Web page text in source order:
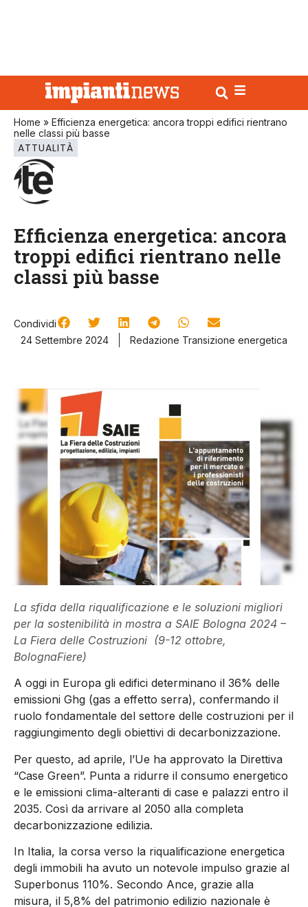
Home » Efficienza energetica: ancora troppi edifici rientrano
nelle classi più basse
ATTUALITÀ
Efficienza energetica: ancora
troppi edifici rientrano nelle
classi più basse
Condividi
24 Settembre 2024
Redazione Transizione energetica
La sfida della riqualificazione e le soluzioni migliori
per la sostenibilità in mostra a SAIE Bologna 2024 –
La Fiera delle Costruzioni (9-12 ottobre,
BolognaFiere)
A oggi in Europa gli edifici determinano il 36% delle
emissioni Ghg (gas a effetto serra), confermando il
ruolo fondamentale del settore delle costruzioni per il
raggiungimento degli obiettivi di decarbonizzazione.
Per questo, ad aprile, l’Ue ha approvato la Direttiva
“Case Green”. Punta a ridurre il consumo energetico
e le emissioni clima-alteranti di case e palazzi entro il
2035. Così da arrivare al 2050 alla completa
decarbonizzazione edilizia.
In Italia, la corsa verso la riqualificazione energetica
degli immobili ha avuto un notevole impulso grazie al
Superbonus 110%. Secondo Ance, grazie alla
misura, il 5,8% del patrimonio edilizio nazionale è